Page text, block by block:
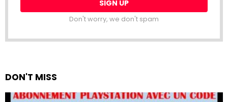
Don't worry, we don't spam
DON'T MISS